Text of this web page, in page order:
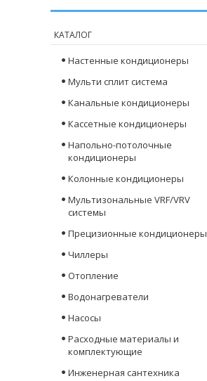
КАТАЛОГ
Настенные кондиционеры
Мульти сплит система
Канальные кондиционеры
Кассетные кондиционеры
Напольно-потолочные
кондиционеры
Колонные кондиционеры
Мультизональные VRF/VRV
системы
Прецизионные кондиционеры
Чиллеры
Отопление
Водонагреватели
Насосы
Расходные материалы и
комплектующие
Инженерная сантехника